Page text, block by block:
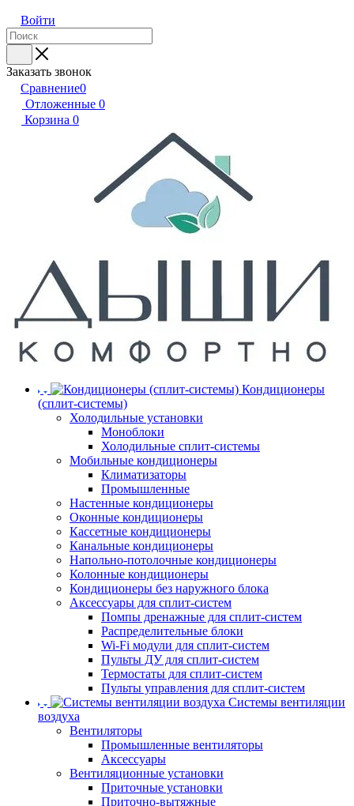
Войти
Заказать звонок
Сравнение0
Отложенные 0
Корзина 0
Кондиционеры
(сплит-системы)
Холодильные установки
Моноблоки
Холодильные сплит-системы
Мобильные кондиционеры
Климатизаторы
Промышленные
Настенные кондиционеры
Оконные кондиционеры
Кассетные кондиционеры
Канальные кондиционеры
Напольно-потолочные кондиционеры
Колонные кондиционеры
Кондиционеры без наружного блока
Аксессуары для сплит-систем
Помпы дренажные для сплит-систем
Распределительные блоки
Wi-Fi модули для сплит-систем
Пульты ДУ для сплит-систем
Термостаты для сплит-систем
Пульты управления для сплит-систем
Системы вентиляции
воздуха
Вентиляторы
Промышленные вентиляторы
Аксессуары
Вентиляционные установки
Приточные установки
Приточно-вытяжные